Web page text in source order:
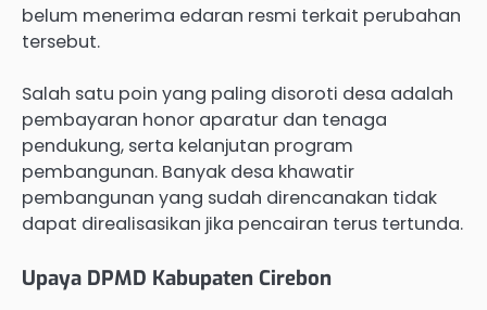
belum menerima edaran resmi terkait perubahan
tersebut.
Salah satu poin yang paling disoroti desa adalah
pembayaran honor aparatur dan tenaga
pendukung, serta kelanjutan program
pembangunan. Banyak desa khawatir
pembangunan yang sudah direncanakan tidak
dapat direalisasikan jika pencairan terus tertunda.
Upaya DPMD Kabupaten Cirebon